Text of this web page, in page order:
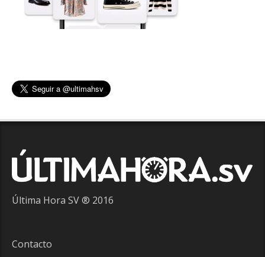
Última Hora SV ® 2016
Contacto